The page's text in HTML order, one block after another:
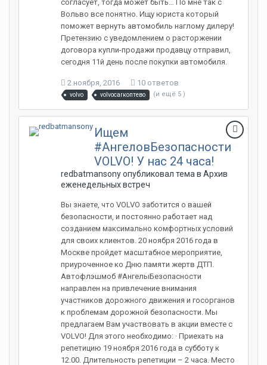
согласует, тогда может быть… По мне так с
Вольво все понятно. Ищу юриста который
поможет вернуть автомобиль наглому дилеру!
Претензию с уведомлением о расторжении
договора купли-продажи продавцу отправил,
сегодня 11й день после покупки автомобиля.
2 ноября, 2016 10 ответов
volvo volvocarкоптево (и ещё 5 )
Ищем
#АнгеловБезопасности
VOLVO! У нас 24 часа!
redbatmansony опубликовал тема в Архив
еженедельных встреч
Вы знаете, что VOLVO заботится о вашей
безопасности, и постоянно работает над
созданием максимально комфортных условий
для своих клиентов. 20 ноября 2016 года в
Москве пройдет масштабное мероприятие,
приуроченное ко Дню памяти жертв ДТП.
Автофлэшмоб #АнгелыБезопасности
направлен на привлечение внимания
участников дорожного движения и госорганов
к проблемам дорожной безопасности. Мы
предлагаем Вам участвовать в акции вместе с
VOLVO! Для этого необходимо: · Приехать на
репетицию 19 ноября 2016 года в субботу к
12.00. Длительность репетиции – 2 часа. Место